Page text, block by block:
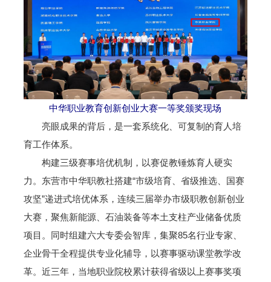
中华职业教育创新创业大赛一等奖颁奖现场
亮眼成果的背后，是一套系统化、可复制的育人培
育工作体系。
构建三级赛事培优机制，以赛促教锤炼育人硬实
力。东营市中华职教社搭建“市级培育、省级推选、国赛
攻坚”递进式培优体系，连续三届举办市级职教创新创业
大赛，聚焦新能源、石油装备等本土支柱产业储备优质
项目。同时组建六大专委会智库，集聚85名行业专家、
企业骨干全程提供专业化辅导，以赛事驱动课堂教学改
革。近三年，当地职业院校累计获得省级以上赛事奖项